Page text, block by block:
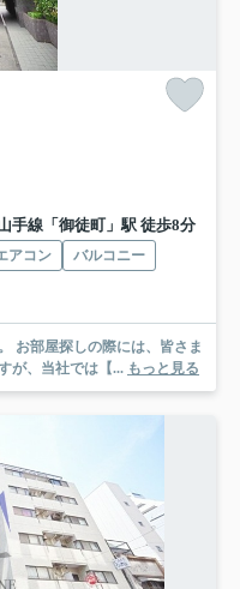
手線「御徒町」駅 徒歩8分
アコン
バルコニー
が、当社では【... もっと見る